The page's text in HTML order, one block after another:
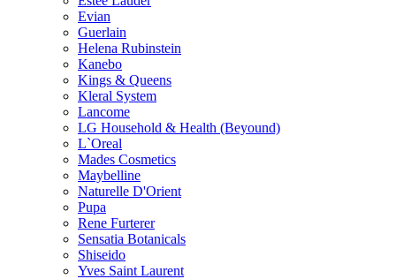
Evian
Guerlain
Helena Rubinstein
Kanebo
Kings & Queens
Kleral System
Lancome
LG Household & Health (Beyound)
L`Oreal
Mades Cosmetics
Maybelline
Naturelle D'Orient
Pupa
Rene Furterer
Sensatia Botanicals
Shiseido
Yves Saint Laurent